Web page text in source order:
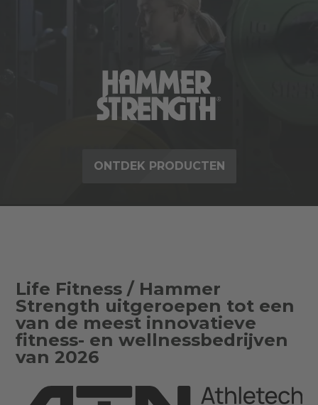
ONTDEK PRODUCTEN
Life Fitness / Hammer
Strength uitgeroepen tot een
van de meest innovatieve
fitness- en wellnessbedrijven
van 2026